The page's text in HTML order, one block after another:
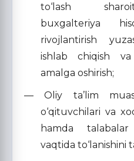
to‘lash
buxgalteriya
rivojlantirish
ishlab chiqish
amalga oshirish;
— Oliy ta’lim
o‘qituvchilari va
hamda
vaqtida to‘lanishini